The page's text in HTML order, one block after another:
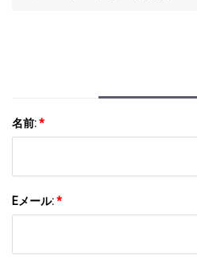
名前:*
Eメール:*